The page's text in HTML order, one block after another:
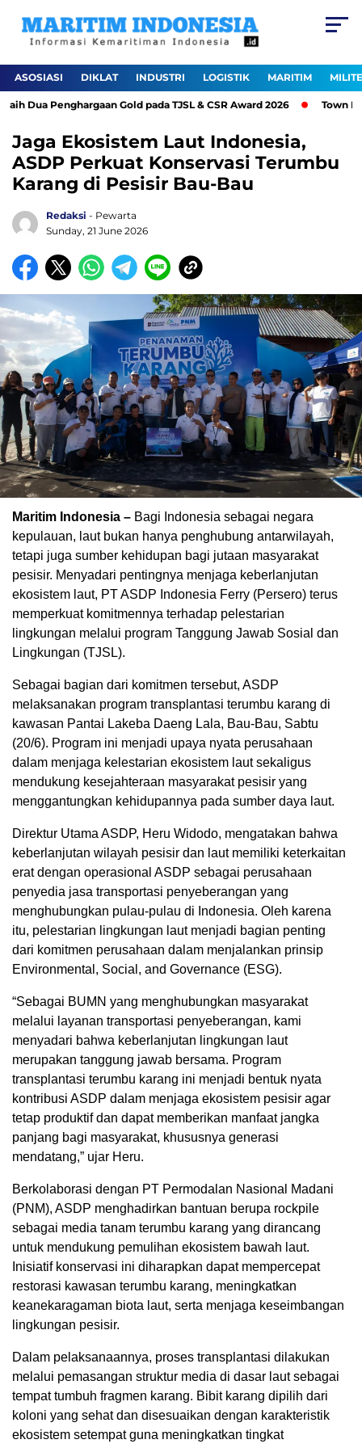
ASOSIASI DIKLAT INDUSTRI LOGISTIK MARITIM
Dua Penghargaan Gold pada TJSL & CSR Award 2026 Town Hall
Jaga Ekosistem Laut Indonesia,
ASDP Perkuat Konservasi Terumbu
Karang di Pesisir Bau-Bau
Redaksi - Pewarta
Sunday, 21 June 2026
Maritim Indonesia – Bagi Indonesia sebagai negara
kepulauan, laut bukan hanya penghubung antarwilayah,
tetapi juga sumber kehidupan bagi jutaan masyarakat
pesisir. Menyadari pentingnya menjaga keberlanjutan
ekosistem laut, PT ASDP Indonesia Ferry (Persero) terus
memperkuat komitmennya terhadap pelestarian
lingkungan melalui program Tanggung Jawab Sosial dan
Lingkungan (TJSL).
Sebagai bagian dari komitmen tersebut, ASDP
melaksanakan program transplantasi terumbu karang di
kawasan Pantai Lakeba Daeng Lala, Bau-Bau, Sabtu
(20/6). Program ini menjadi upaya nyata perusahaan
dalam menjaga kelestarian ekosistem laut sekaligus
mendukung kesejahteraan masyarakat pesisir yang
menggantungkan kehidupannya pada sumber daya laut.
Direktur Utama ASDP, Heru Widodo, mengatakan bahwa
keberlanjutan wilayah pesisir dan laut memiliki keterkaitan
erat dengan operasional ASDP sebagai perusahaan
penyedia jasa transportasi penyeberangan yang
menghubungkan pulau-pulau di Indonesia. Oleh karena
itu, pelestarian lingkungan laut menjadi bagian penting
dari komitmen perusahaan dalam menjalankan prinsip
Environmental, Social, and Governance (ESG).
“Sebagai BUMN yang menghubungkan masyarakat
melalui layanan transportasi penyeberangan, kami
menyadari bahwa keberlanjutan lingkungan laut
merupakan tanggung jawab bersama. Program
transplantasi terumbu karang ini menjadi bentuk nyata
kontribusi ASDP dalam menjaga ekosistem pesisir agar
tetap produktif dan dapat memberikan manfaat jangka
panjang bagi masyarakat, khususnya generasi
mendatang,” ujar Heru.
Berkolaborasi dengan PT Permodalan Nasional Madani
(PNM), ASDP menghadirkan bantuan berupa rockpile
sebagai media tanam terumbu karang yang dirancang
untuk mendukung pemulihan ekosistem bawah laut.
Inisiatif konservasi ini diharapkan dapat mempercepat
restorasi kawasan terumbu karang, meningkatkan
keanekaragaman biota laut, serta menjaga keseimbangan
lingkungan pesisir.
Dalam pelaksanaannya, proses transplantasi dilakukan
melalui pemasangan struktur media di dasar laut sebagai
tempat tumbuh fragmen karang. Bibit karang dipilih dari
koloni yang sehat dan disesuaikan dengan karakteristik
ekosistem setempat guna meningkatkan tingkat